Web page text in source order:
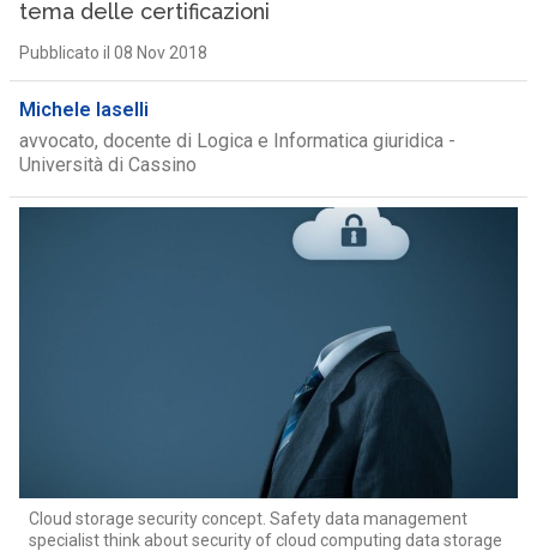
tema delle certificazioni
Pubblicato il 08 Nov 2018
Michele Iaselli
avvocato, docente di Logica e Informatica giuridica -
Università di Cassino
Cloud storage security concept. Safety data management
specialist think about security of cloud computing data storage